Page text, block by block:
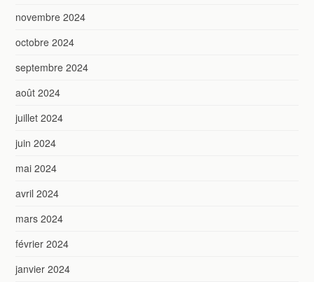
novembre 2024
octobre 2024
septembre 2024
août 2024
juillet 2024
juin 2024
mai 2024
avril 2024
mars 2024
février 2024
janvier 2024